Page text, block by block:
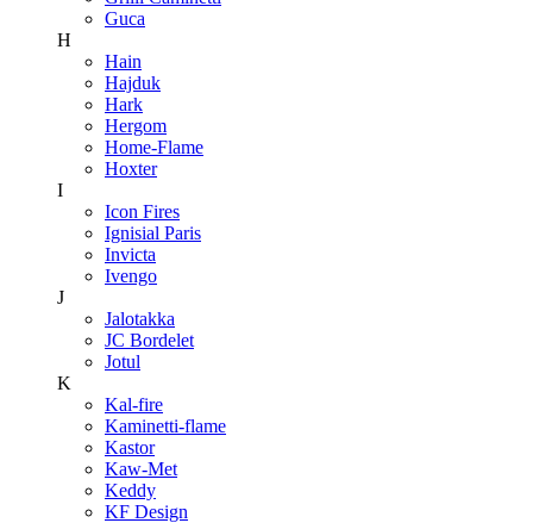
Guca
H
Hain
Hajduk
Hark
Hergom
Home-Flame
Hoxter
I
Icon Fires
Ignisial Paris
Invicta
Ivengo
J
Jalotakka
JC Bordelet
Jotul
K
Kal-fire
Kaminetti-flame
Kastor
Kaw-Met
Keddy
KF Design